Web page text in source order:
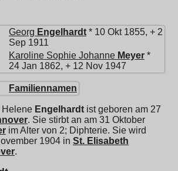
Georg Engelhardt * 10 Okt 1855, + 2
Sep 1911
Karoline Sophie Johanne Meyer *
24 Jan 1862, + 12 Nov 1947
Familiennamen
Helene Engelhardt ist geboren am 27
. Sie stirbt an am 31 Oktober
im Alter von 2; Diphterie. Sie wird
1904 in St. Elisabeth
.